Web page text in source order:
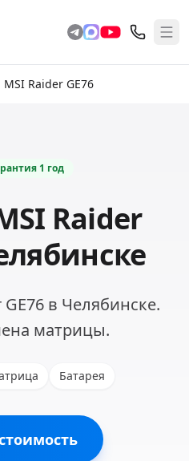
MSI Raider GE76
1 год
Raider
в Челябинске.
матрицы.
Батарея